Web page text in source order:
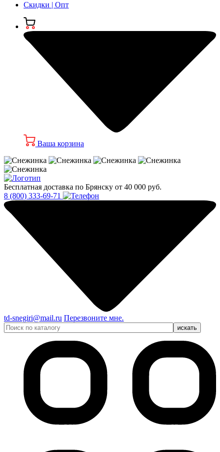
Скидки | Опт
Ваша корзина
Бесплатная доставка по Брянску от 40 000 руб.
8 (800) 333-69-71
td-snegiri@mail.ru Перезвоните мне.